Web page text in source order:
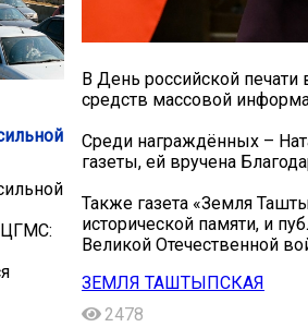
ЦГМС:
В День российской печати
средств массовой
Среди награждённых –
газеты, ей вручена
Также газета «Земля
исторической памяти, и
Великой Отечественной
ЗЕМЛЯ ТАШТЫПСКАЯ
2478